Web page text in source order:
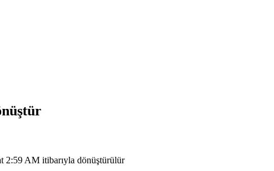
AM itibarıyla dönüştürülür